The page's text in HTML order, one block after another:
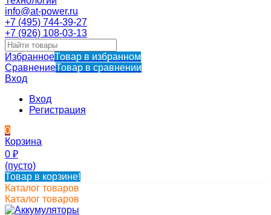
info@at-power.ru
+7 (495) 744-39-27
+7 (926) 108-03-13
ИзбранноеТовар в избранном
СравнениеТовар в сравнении
Вход
Вход
Регистрация
0
Корзина
0 ₽
(пусто)
Товар в корзине!
Каталог товаров
Каталог товаров